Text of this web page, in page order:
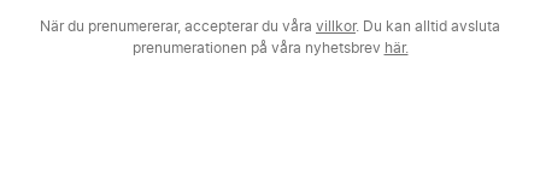
När du prenumererar, accepterar du våra villkor. Du kan alltid avsluta
prenumerationen på våra nyhetsbrev här.